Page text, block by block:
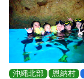
沖縄北部 恩納村